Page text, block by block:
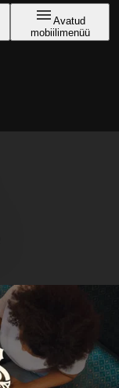
Avatud
mobiilimenüü